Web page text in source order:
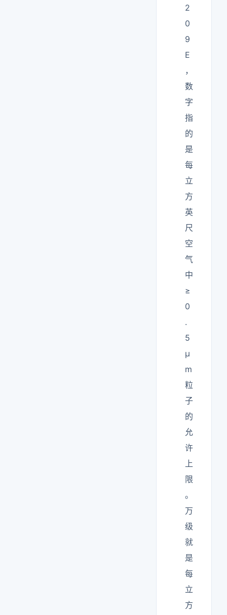
2
0
9
E
，
数
字
指
的
是
每
立
方
英
尺
空
气
中
≥
0
.
5
μ
m
粒
子
的
允
许
上
限
。
万
级
就
是
每
立
方